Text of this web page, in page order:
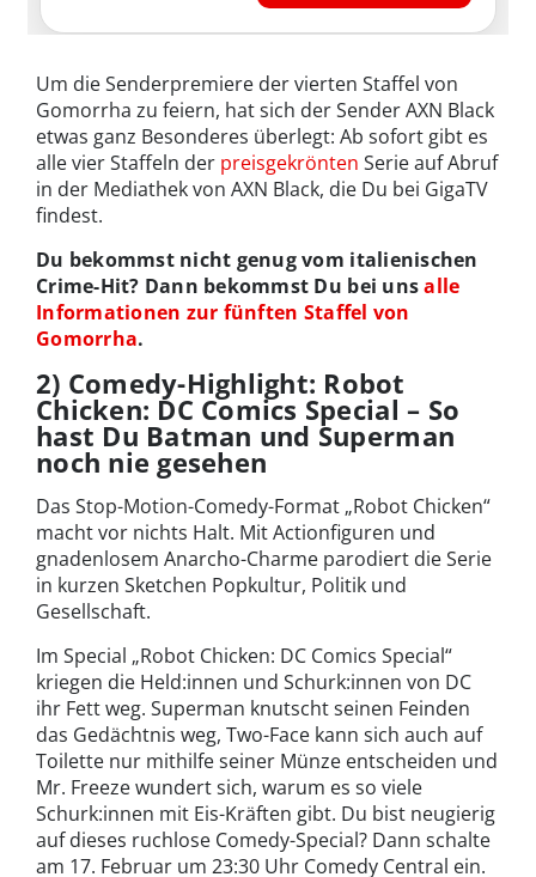
Um die Senderpremiere der vierten Staffel von
Gomorrha zu feiern, hat sich der Sender AXN Black
etwas ganz Besonderes überlegt: Ab sofort gibt es
alle vier Staffeln der preisgekrönten Serie auf Abruf
in der Mediathek von AXN Black, die Du bei GigaTV
findest.
Du bekommst nicht genug vom italienischen
Crime-Hit? Dann bekommst Du bei unsalle
Informationen zur fünften Staffel von
Gomorrha.
2) Comedy-Highlight: Robot
Chicken: DC Comics Special – So
hast Du Batman und Superman
noch nie gesehen
Das Stop-Motion-Comedy-Format „Robot Chicken“
macht vor nichts Halt. Mit Actionfiguren und
gnadenlosem Anarcho-Charme parodiert die Serie
in kurzen Sketchen Popkultur, Politik und
Gesellschaft.
Im Special „Robot Chicken: DC Comics Special“
kriegen die Held:innen und Schurk:innen von DC
ihr Fett weg. Superman knutscht seinen Feinden
das Gedächtnis weg, Two-Face kann sich auch auf
Toilette nur mithilfe seiner Münze entscheiden und
Mr. Freeze wundert sich, warum es so viele
Schurk:innen mit Eis-Kräften gibt. Du bist neugierig
auf dieses ruchlose Comedy-Special? Dann schalte
am 17. Februar um 23:30 Uhr Comedy Central ein.